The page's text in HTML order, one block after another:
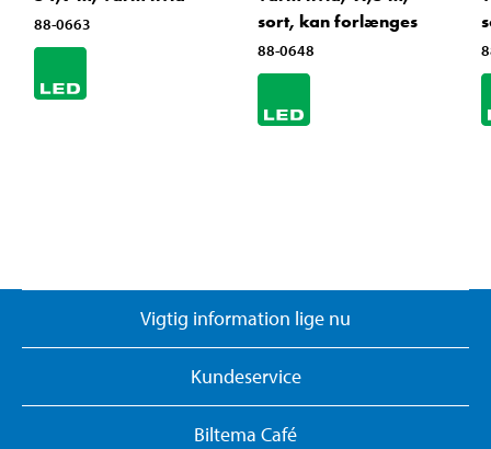
88-0663
sort, kan forlænges
88-0648
Vigtig information lige nu
Kundeservice
Biltema Café